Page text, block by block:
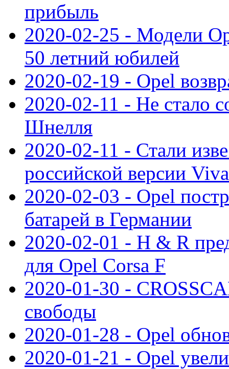
прибыль
2020-02-25 - Модели
50 летний юбилей
2020-02-19 - Opel
2020-02-11 - Не стало
Шнелля
2020-02-11 - Стали
российской версии
2020-02-03 - Opel
батарей в Германии
2020-02-01 - H & R
для Opel Corsa F
2020-01-30 -
свободы
2020-01-28 - Opel
2020-01-21 - Opel